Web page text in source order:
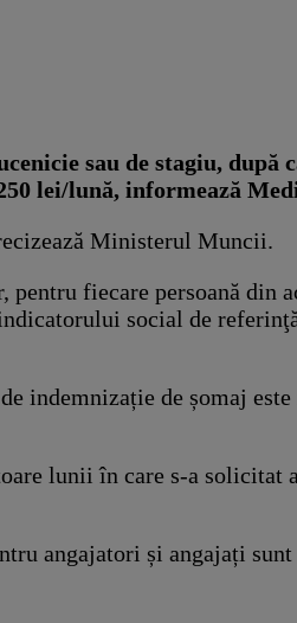
sau de stagiu, după
lei/lună, informează
Ministerul Muncii.
fiecare persoană din
social de
indemnizație de șomaj
lunii în care s-a solicitat
angajatori și angajați